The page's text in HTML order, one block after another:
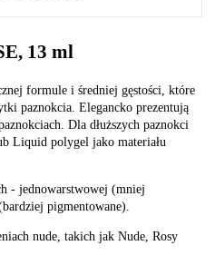
13 ml
formule i średniej gęstości, które
paznokcia. Elegancko prezentują
Dla dłuższych paznokci
Liquid polygel jako materiału
- jednowarstwowej (mniej
pigmentowane).
nude, takich jak Nude, Rosy